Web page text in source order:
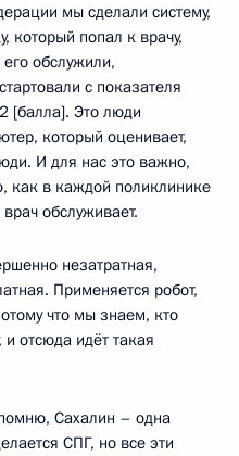
мы сделали систему,
который попал к врачу,
его обслужили,
с показателя
[балла]. Это люди
который оценивает,
И для нас это важно,
как в каждой поликлинике
обслуживает.
незатратная,
Применяется робот,
что мы знаем, кто
отсюда идёт такая
Сахалин – одна
СПГ, но все эти